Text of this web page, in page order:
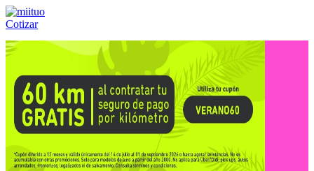
Cotizar
Llámanos al:(55) 84-21-05-00 ó